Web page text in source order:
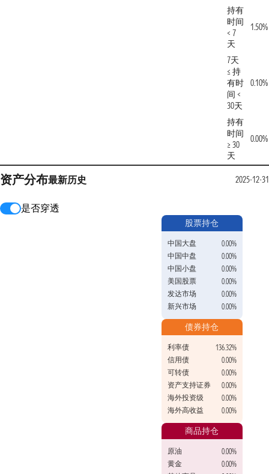
持有
时间
< 7
天
1.50%
7天
≤ 持
有时
间 <
30天
0.10%
持有
时间
≥ 30
天
0.00%
资产分布最新历史 2025-12-31
是否穿透
股票持仓
中国大盘
0.00%
中国中盘
0.00%
中国小盘
0.00%
美国股票
0.00%
发达市场
0.00%
新兴市场
0.00%
债券持仓
利率债
136.32%
信用债
0.00%
可转债
0.00%
资产支持证券
0.00%
海外投资级
0.00%
海外高收益
0.00%
商品持仓
原油
0.00%
黄金
0.00%